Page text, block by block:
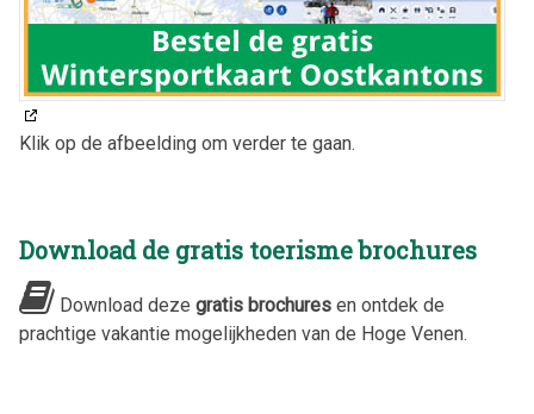
Klik op de afbeelding om verder te gaan.
Download de gratis toerisme brochures
Download deze gratis brochures en ontdek de
prachtige vakantie mogelijkheden van de Hoge Venen.